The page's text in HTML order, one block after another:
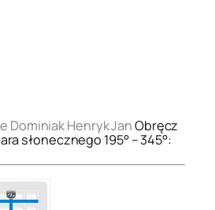
Dominiak Henryk JanObręcz
słonecznego 195° – 345°: